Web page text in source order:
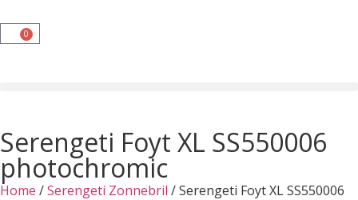
0
Serengeti Foyt XL SS550006
photochromic
Home /Serengeti Zonnebril / Serengeti Foyt XL SS550006